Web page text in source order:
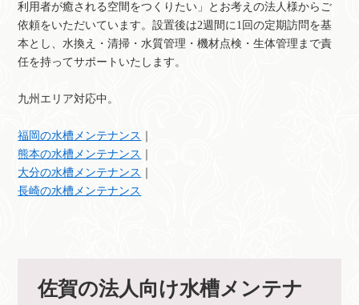
利用者が癒される空間をつくりたい」とお考えの法人様からご
依頼をいただいています。設置後は2週間に1回の定期訪問を基
本とし、水換え・清掃・水質管理・機材点検・生体管理まで責
任を持ってサポートいたします。
九州エリア対応中。
福岡の水槽メンテナンス
熊本の水槽メンテナンス
大分の水槽メンテナンス
長崎の水槽メンテナンス
佐賀の法人向け水槽メンテナ